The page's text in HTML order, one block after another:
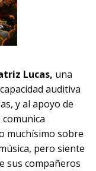
Lucas, una
auditiva
y al apoyo de
muchísimo sobre
pero siente
sus compañeros